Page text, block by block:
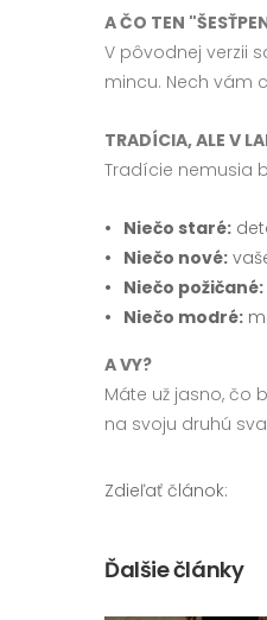
A ČO TEN
V pôvodnej verzii
mincu. Nech vám
TRADÍCIA, ALE V
Tradície nemusia
Niečo staré:
Niečo nové:
Niečo požičané:
Niečo modré:
A VY?
Máte už jasno, čo
na svoju druhú
Zdieľať článok:
Ďalšie články